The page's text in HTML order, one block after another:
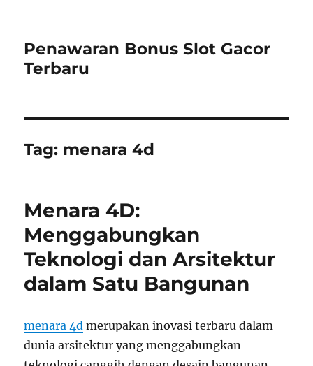
Penawaran Bonus Slot Gacor
Terbaru
Tag: menara 4d
Menara 4D:
Menggabungkan
Teknologi dan Arsitektur
dalam Satu Bangunan
menara 4d merupakan inovasi terbaru dalam
dunia arsitektur yang menggabungkan